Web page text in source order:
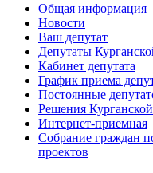
Общая информация
Новости
Ваш депутат
Депутаты
Кабинет депутата
График приема
Постоянные
Решения
Интернет-приемная
Собрание граждан
проектов